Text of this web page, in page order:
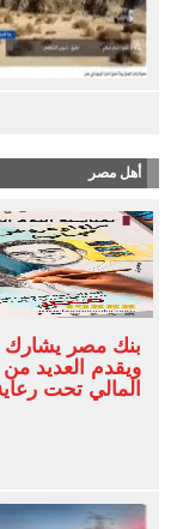
أهل مصر
بنك مصر يشارك
ويقدم العديد
المالي تحت